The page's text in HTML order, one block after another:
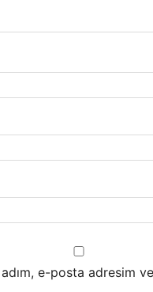
e-posta adresim